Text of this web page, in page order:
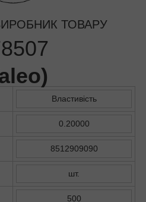
ТОВАРУ
)
Властивість
0.20000
8512909090
шт.
500